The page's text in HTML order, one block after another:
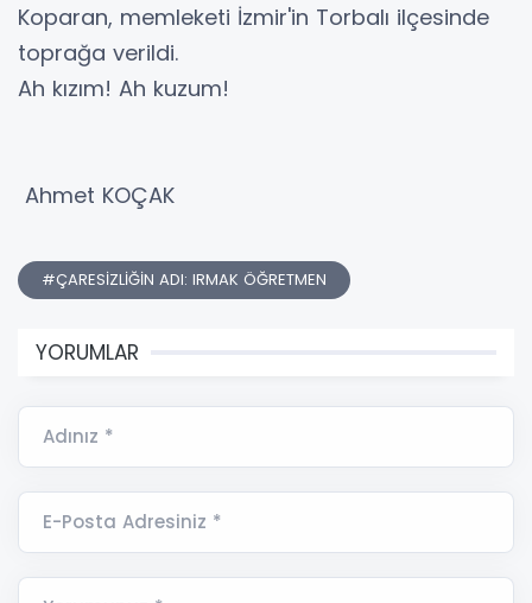
Koparan, memleketi İzmir'in Torbalı ilçesinde
toprağa verildi.
Ah kızım! Ah kuzum!
Ahmet KOÇAK
#ÇARESİZLİĞİN ADI: IRMAK ÖĞRETMEN
YORUMLAR
Adınız *
E-Posta Adresiniz *